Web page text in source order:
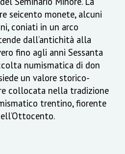
seicento monete, alcuni
coniati in un arco
dall’antichità alla
fino agli anni Sessanta
numismatica di don
un valore storico-
collocata nella tradizione
trentino, fiorente